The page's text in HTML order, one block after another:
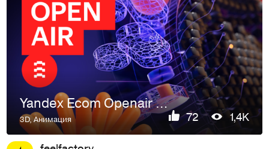
Yandex Ecom Openair 2025
3D,Анимация 72 1,4K